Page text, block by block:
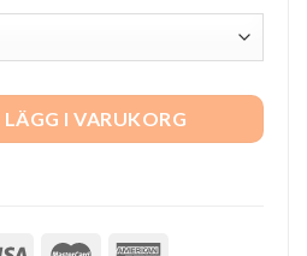
LÄGG I VARUKORG